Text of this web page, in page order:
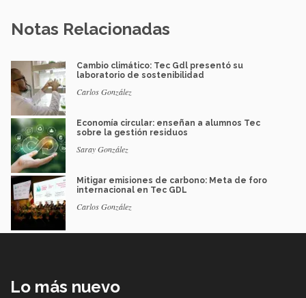
Notas Relacionadas
Cambio climático: Tec Gdl presentó su
laboratorio de sostenibilidad
Carlos González
Economía circular: enseñan a alumnos Tec
sobre la gestión residuos
Saray González
Mitigar emisiones de carbono: Meta de foro
internacional en Tec GDL
Carlos González
Lo más nuevo